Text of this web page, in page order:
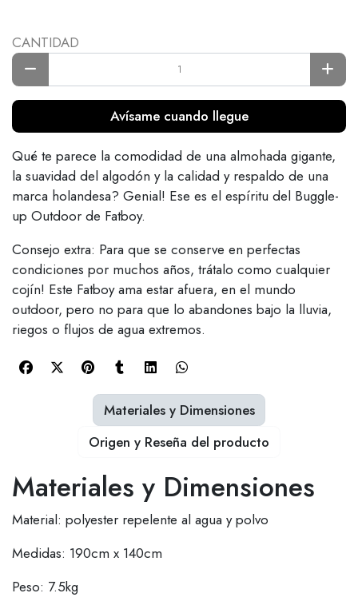
CANTIDAD
Avísame cuando llegue
Qué te parece la comodidad de una almohada gigante,
la suavidad del algodón y la calidad y respaldo de una
marca holandesa? Genial! Ese es el espíritu del Buggle-
up Outdoor de Fatboy.
Consejo extra: Para que se conserve en perfectas
condiciones por muchos años, trátalo como cualquier
cojín! Este Fatboy ama estar afuera, en el mundo
outdoor, pero no para que lo abandones bajo la lluvia,
riegos o flujos de agua extremos.
Materiales y Dimensiones
Material: polyester repelente al agua y polvo
Medidas: 190cm x 140cm
Peso: 7.5kg
Materiales y Dimensiones
Origen y Reseña del producto